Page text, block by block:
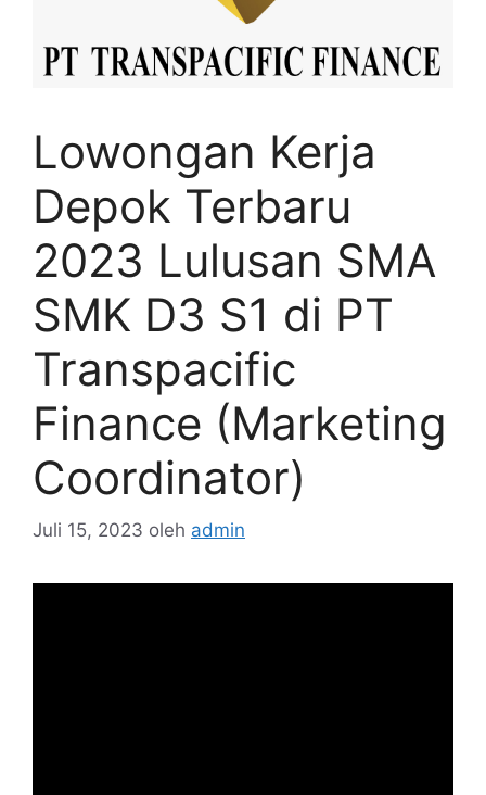
Lowongan Kerja
Depok Terbaru
2023 Lulusan SMA
SMK D3 S1 di PT
Transpacific
Finance (Marketing
Coordinator)
Juli 15, 2023 oleh admin